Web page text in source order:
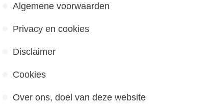
Algemene voorwaarden
Privacy en cookies
Disclaimer
Cookies
Over ons, doel van deze website